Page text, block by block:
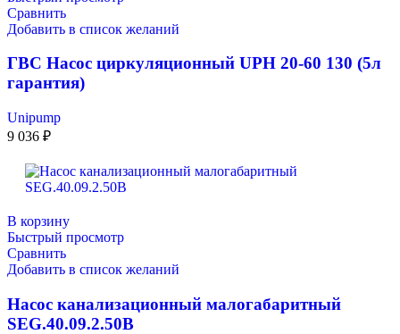
Сравнить
Добавить в список желаний
ГВС Насос циркуляционный UPН 20-60 130 (5л
гарантия)
Unipump
9 036 ₽
В корзину
Быстрый просмотр
Сравнить
Добавить в список желаний
Насос канализационный малогабаритный
SEG.40.09.2.50B